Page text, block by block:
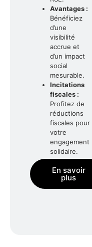
Avantages :
Bénéficiez
d’une
visibilité
accrue et
d’un impact
social
mesurable.
Incitations
fiscales :
Profitez de
réductions
fiscales pour
votre
engagement
solidaire.
En savoir
plus